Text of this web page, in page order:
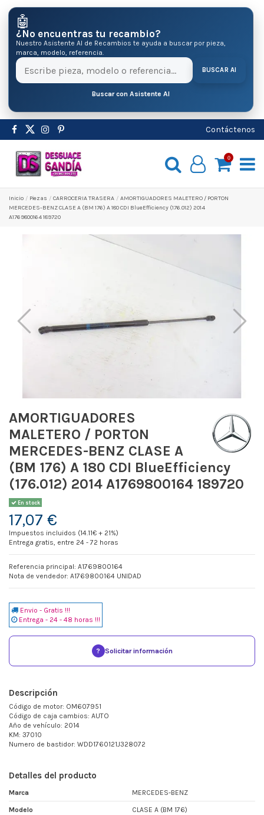
🤖
¿No encuentras tu recambio?
Nuestro Asistente AI de Recambios te ayuda a buscar por pieza,
marca, modelo, referencia.
BUSCAR AI
Buscar con Asistente AI
Contáctenos
0
Inicio Pіezas CARROCERIA TRASERA
AMORTIGUADORES MALETERO / PORTON
MERCEDES-BENZ CLASE A (BM 176) A 180 CDI BlueEfficiency (176.012) 2014
A1769800164 189720
AMORTIGUADORES
MALETERO / PORTON
MERCEDES-BENZ CLASE A
(BM 176) A 180 CDI BlueEfficiency
(176.012) 2014 A1769800164 189720
En stock
17,07 €
Impuestos incluidos (14.11€ + 21%)
Entrega gratis, entre 24 - 72 horas
Referencia principal: A1769800164
Nota de vendedor: A1769800164 UNIDAD
Envio - Gratis !!!
Entrega - 24 - 48 horas !!!
? Solicitar información
Descripción
Código de motor: OM607951
Código de caja cambios: AUTO
Año de vehículo: 2014
KM: 37010
Numero de bastidor: WDD1760121J328072
Detalles del producto
Marca MERCEDES-BENZ
Modelo CLASE A (BM 176)